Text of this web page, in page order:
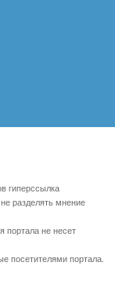
гиперссылка
разделять мнение
портала не несет
посетителями портала.